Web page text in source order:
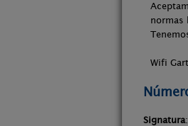
normas
Wifi
Signatura